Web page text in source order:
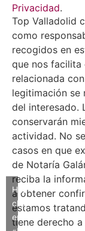
Privacidad.
Top Valladolid
como
recogidos en
que nos facilita
relacionada
legitimación se
del interesado.
conservarán
actividad. No
casos en que
de Notaría
reciba la
a obtener
estamos
tiene derecho
Haz
clic
en